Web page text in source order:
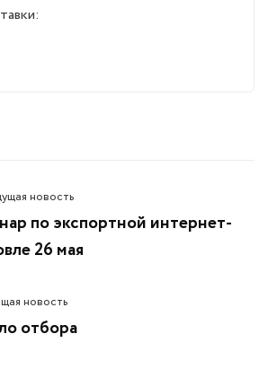
новость
по экспортной интернет-
26 мая
новость
отбора